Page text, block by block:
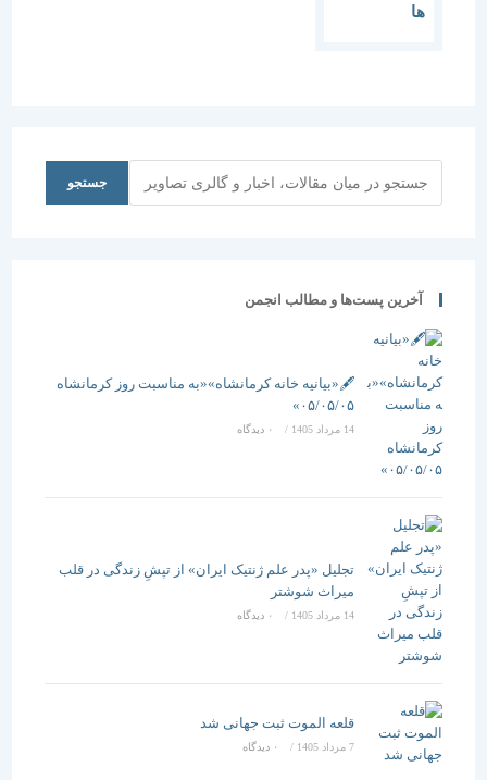
جستجو
آخرین پست‌ها و مطالب انجمن
🖋️«بیانیه خانه کرمانشاه»«به مناسبت روز کرمانشاه
۰۵/۰۵/۰۵»
/ ۰ دیدگاه
تجلیل «پدر علم ژنتیک ایران» از تپشِ زندگی در قلب
میراث شوشتر
14 مرداد 1405 / ۰ دیدگاه
قلعه الموت ثبت جهانی شد
/ ۰ دیدگاه